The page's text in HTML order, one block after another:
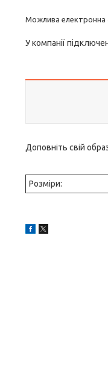
У компанії
Доповніть свій
Розміри: